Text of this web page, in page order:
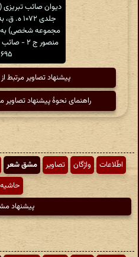
دیوان صائب
جلدی
مجموعه شخصی) به
منصور ج ۲
۶۹۵
پیشنهاد تصاویر مرتبط از
راهنمای نحوهٔ پیشنهاد تصاویر
اطّلاعات واژگان تصاویر مشق شعر
پیشنهاد